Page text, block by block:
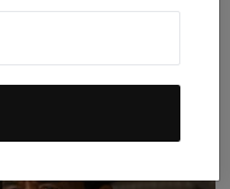
Prabowo soal